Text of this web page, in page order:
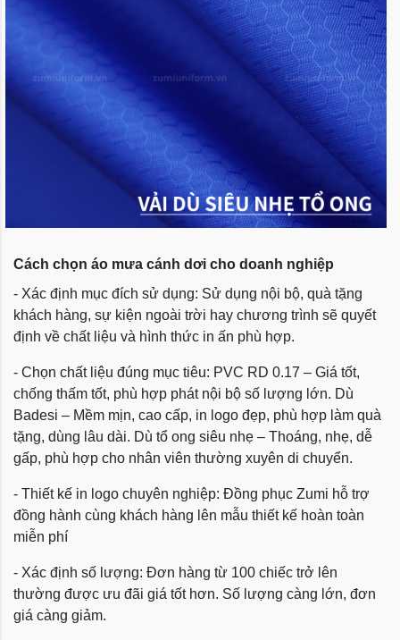
Cách chọn áo mưa cánh dơi cho doanh nghiệp
- Xác định mục đích sử dụng: Sử dụng nội bộ, quà tặng
khách hàng, sự kiện ngoài trời hay chương trình sẽ quyết
định về chất liệu và hình thức in ấn phù hợp.
- Chọn chất liệu đúng mục tiêu: PVC RD 0.17 – Giá tốt,
chống thấm tốt, phù hợp phát nội bộ số lượng lớn. Dù
Badesi – Mềm mịn, cao cấp, in logo đẹp, phù hợp làm quà
tặng, dùng lâu dài. Dù tổ ong siêu nhẹ – Thoáng, nhẹ, dễ
gấp, phù hợp cho nhân viên thường xuyên di chuyển.
- Thiết kế in logo chuyên nghiệp: Đồng phục Zumi hỗ trợ
đồng hành cùng khách hàng lên mẫu thiết kế hoàn toàn
miễn phí
- Xác định số lượng: Đơn hàng từ 100 chiếc trở lên
thường được ưu đãi giá tốt hơn. Số lượng càng lớn, đơn
giá càng giảm.